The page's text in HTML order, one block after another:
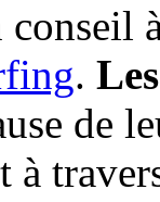
.
de
à